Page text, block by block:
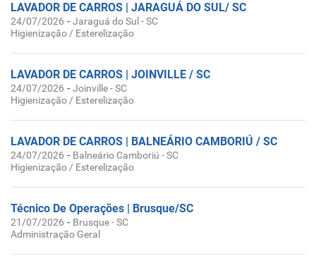
LAVADOR DE CARROS | JARAGUÁ DO SUL/ SC
24/07/2026 -Jaraguá do Sul - SC
Higienização / Esterelização
LAVADOR DE CARROS | JOINVILLE / SC
24/07/2026 -Joinville - SC
Higienização / Esterelização
LAVADOR DE CARROS | BALNEÁRIO CAMBORIÚ / SC
24/07/2026 - Balneário Camboriú - SC
Higienização / Esterelização
Técnico De Operações | Brusque/SC
21/07/2026 - Brusque - SC
Administração Geral